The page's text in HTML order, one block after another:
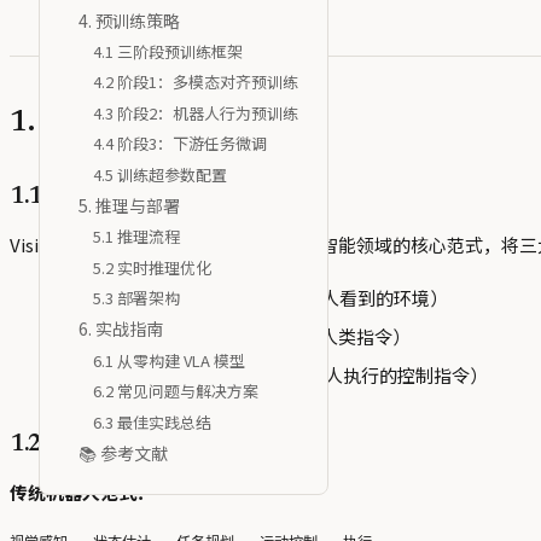
4. 预训练策略
4.1 三阶段预训练框架
4.2 阶段1：多模态对齐预训练
4.3 阶段2：机器人行为预训练
4.4 阶段3：下游任务微调
4.5 训练超参数配置
5. 推理与部署
5.1 推理流程
5.2 实时推理优化
5.3 部署架构
6. 实战指南
6.1 从零构建 VLA 模型
6.2 常见问题与解决方案
6.3 最佳实践总结
📚 参考文献
1. VLA 模型概述
1.1 什么是 VLA 模型？
Vision-Language-Action (VLA) 是具身智能领域的核心范式，将三
Vision：视觉感知（理解机器人看到的环境）
Language
：语言理解（理解人类指令）
Action：动作生成（输出机器人执行的控制指令）
1.2 VLA 的革命性意义
传统机器人范式：